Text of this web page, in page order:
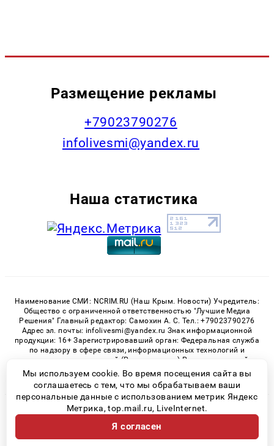
Размещение рекламы
+79023790276
infolivesmi@yandex.ru
Наша статистика
Наименование СМИ: NCRIM.RU (Наш Крым. Новости) Учредитель:
Общество с ограниченной ответственностью "Лучшие Медиа
Решения" Главный редактор: Самохин А. С. Тел.: +79023790276
Адрес эл. почты: infolivesmi@yandex.ru Знак информационной
продукции: 16+ Зарегистрировавший орган: Федеральная служба
по надзору в сфере связи, информационных технологий и
массовых коммуникаций (Роскомнадзор) Регистрационный
номер СМИ ЭЛ № ФС 77 - 81150 от 02.06.2021
© 2026 «nCrim.ru» | Все права защищены
Возрастная категория сайта 16+
Политика конфиденциальности
Мы используем cookie. Во время посещения сайта вы
соглашаетесь с тем, что мы обрабатываем ваши
персональные данные с использованием метрик Яндекс
Метрика, top.mail.ru, LiveInternet.
Я согласен